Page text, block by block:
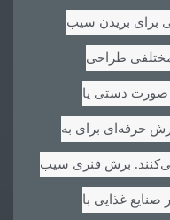
برای بریدن سیب
طراحی
صورت دستی یا
حرفه‌ای برای به
برش فنری سیب
صنایع غذایی با